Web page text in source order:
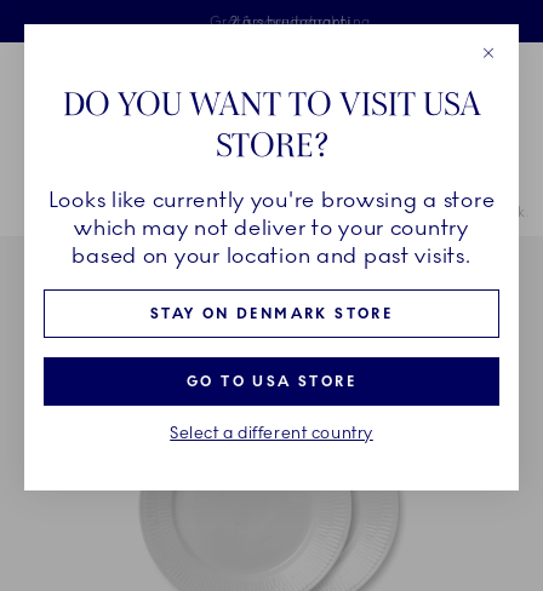
Skip Navigation
Fri levering ved køb over 500 kr. og fri retur
Gratis gaveindpakning
2 års brudgaranti
Royal Copenhagen
Breadcrumb Headlinesss
HjemSTEL Stel Hvid Riflet Hvid Riflet tallerken, 22 cm, 2 stk.
DO YOU WANT TO VISIT USA
STORE?
Looks like currently you're browsing a store
which may not deliver to your country
based on your location and past visits.
STAY ON DENMARK STORE
GO TO USA STORE
Select a different country